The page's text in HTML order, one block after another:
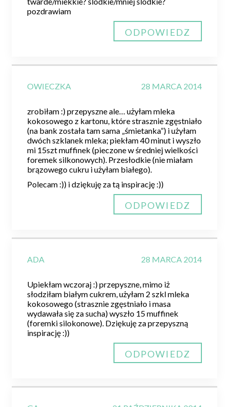
pozdrawiam
ODPOWIEDZ
OWIECZKA 28 MARCA 2014
zrobiłam :) przepyszne ale… użyłam mleka
kokosowego z kartonu, które strasznie zgęstniało
(na bank została tam sama „śmietanka”) i użyłam
dwóch szklanek mleka; piekłam 40 minut i wyszło
mi 15szt muffinek (pieczone w średniej wielkości
foremek silkonowych). Przesłodkie (nie miałam
brązowego cukru i użyłam białego).
Polecam :)) i dziękuję za tą inspirację :))
ODPOWIEDZ
ADA 28 MARCA 2014
Upiekłam wczoraj :) przepyszne, mimo iż
słodziłam białym cukrem, użyłam 2 szkl mleka
kokosowego (strasznie zgęstniało i masa
wydawała się za sucha) wyszło 15 muffinek
(foremki silokonowe). Dziękuję za przepyszną
inspirację :))
ODPOWIEDZ